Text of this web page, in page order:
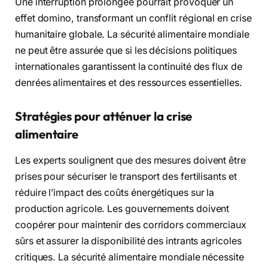
effet domino, transformant un conflit régional en crise
humanitaire globale. La sécurité alimentaire mondiale
ne peut être assurée que si les décisions politiques
internationales garantissent la continuité des flux de
denrées alimentaires et des ressources essentielles.
Stratégies pour atténuer la crise
alimentaire
Les experts soulignent que des mesures doivent être
prises pour sécuriser le transport des fertilisants et
réduire l’impact des coûts énergétiques sur la
production agricole. Les gouvernements doivent
coopérer pour maintenir des corridors commerciaux
sûrs et assurer la disponibilité des intrants agricoles
critiques. La sécurité alimentaire mondiale nécessite